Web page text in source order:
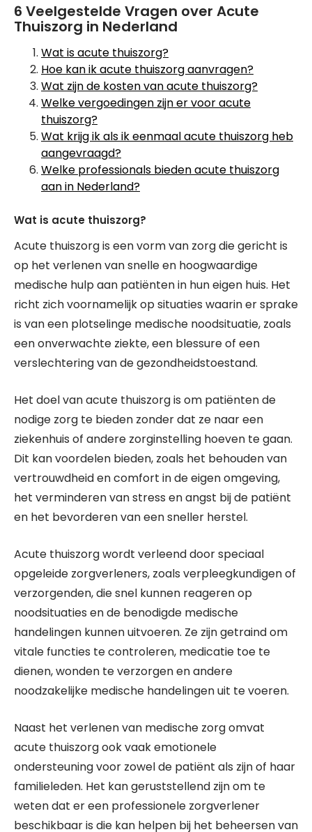
6 Veelgestelde Vragen over Acute
Thuiszorg in Nederland
Wat is acute thuiszorg?
Hoe kan ik acute thuiszorg aanvragen?
Wat zijn de kosten van acute thuiszorg?
Welke vergoedingen zijn er voor acute
thuiszorg?
Wat krijg ik als ik eenmaal acute thuiszorg heb
aangevraagd?
Welke professionals bieden acute thuiszorg
aan in Nederland?
Wat is acute thuiszorg?
Acute thuiszorg is een vorm van zorg die gericht is
op het verlenen van snelle en hoogwaardige
medische hulp aan patiënten in hun eigen huis. Het
richt zich voornamelijk op situaties waarin er sprake
is van een plotselinge medische noodsituatie, zoals
een onverwachte ziekte, een blessure of een
verslechtering van de gezondheidstoestand.
Het doel van acute thuiszorg is om patiënten de
nodige zorg te bieden zonder dat ze naar een
ziekenhuis of andere zorginstelling hoeven te gaan.
Dit kan voordelen bieden, zoals het behouden van
vertrouwdheid en comfort in de eigen omgeving,
het verminderen van stress en angst bij de patiënt
en het bevorderen van een sneller herstel.
Acute thuiszorg wordt verleend door speciaal
opgeleide zorgverleners, zoals verpleegkundigen of
verzorgenden, die snel kunnen reageren op
noodsituaties en de benodigde medische
handelingen kunnen uitvoeren. Ze zijn getraind om
vitale functies te controleren, medicatie toe te
dienen, wonden te verzorgen en andere
noodzakelijke medische handelingen uit te voeren.
Naast het verlenen van medische zorg omvat
acute thuiszorg ook vaak emotionele
ondersteuning voor zowel de patiënt als zijn of haar
familieleden. Het kan geruststellend zijn om te
weten dat er een professionele zorgverlener
beschikbaar is die kan helpen bij het beheersen van